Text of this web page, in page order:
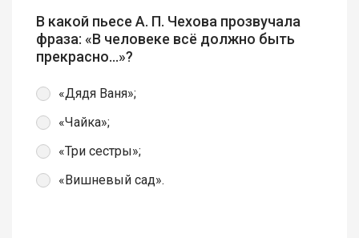
В какой пьесе А. П. Чехова прозвучала
фраза: «В человеке всё должно быть
прекрасно...»?
«Дядя Ваня»;
«Чайка»;
«Три сестры»;
«Вишневый сад».